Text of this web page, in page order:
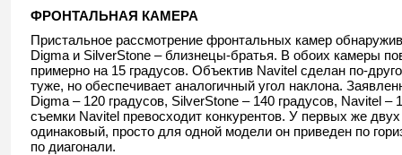
ФРОНТАЛЬНАЯ КАМЕРА
Пристальное рассмотрение фронтальных камер
Digma и SilverStone – близнецы-братья. В обоих камеры
примерно на 15 градусов. Объектив Navitel сделан по-
туже, но обеспечивает аналогичный угол наклона.
Digma – 120 градусов, SilverStone – 140 градусов, Navitel –
съемки Navitel превосходит конкурентов. У первых же
одинаковый, просто для одной модели он приведен по
по диагонали.